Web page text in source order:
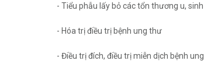
- Tiểu phẫu lấy bỏ các tổn thương u,
- Hóa trị điều trị bệnh ung thư
- Điều trị đích, điều trị miễn dịch bệnh